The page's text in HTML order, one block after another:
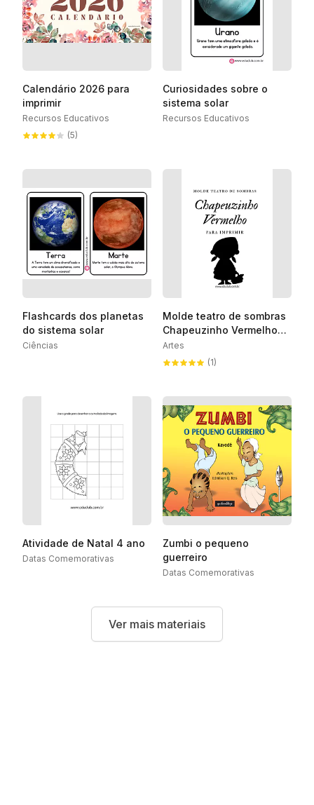
Calendário 2026 para
imprimir
Recursos Educativos
(5)
Curiosidades sobre o
sistema solar
Recursos Educativos
Flashcards dos planetas
do sistema solar
Ciências
Molde teatro de sombras
Chapeuzinho Vermelho
para imprimir
Artes
(1)
Atividade de Natal 4 ano
Datas Comemorativas
Zumbi o pequeno
guerreiro
Datas Comemorativas
Ver mais materiais